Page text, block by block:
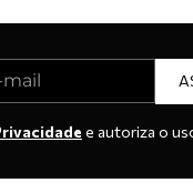
e autoriza o